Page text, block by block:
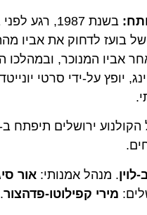
בשנת 1987,
בועז לדחוק את אביו
המנוכר, ובמהלכו
על-ידי סרטי יונייטד
. מנהל אמנותי:אור סיגולי
מירי קפילוטו-פדהצור.